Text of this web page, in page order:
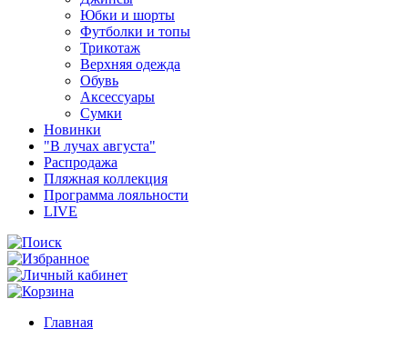
Юбки и шорты
Футболки и топы
Трикотаж
Верхняя одежда
Обувь
Аксессуары
Сумки
Новинки
"В лучах августа"
Распродажа
Пляжная коллекция
Программа лояльности
LIVE
Главная